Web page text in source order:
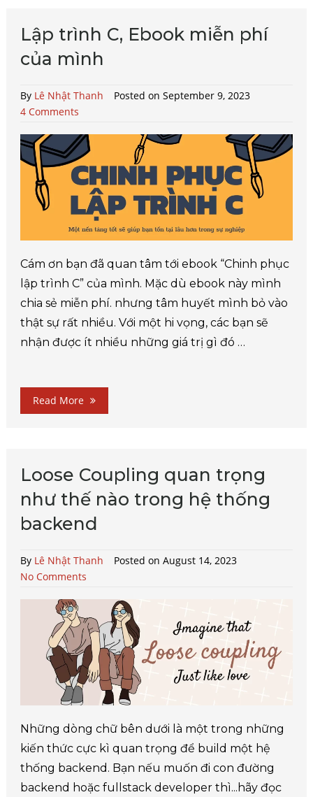
Lập trình C, Ebook miễn phí
của mình
By Lê Nhật Thanh
Posted on September 9, 2023
4 Comments
Cám ơn bạn đã quan tâm tới ebook “Chinh phục
lập trình C” của mình. Mặc dù ebook này mình
chia sẻ miễn phí. nhưng tâm huyết mình bỏ vào
thật sự rất nhiều. Với một hi vọng, các bạn sẽ
nhận được ít nhiều những giá trị gì đó …
Read More
Loose Coupling quan trọng
như thế nào trong hệ thống
backend
By Lê Nhật Thanh
Posted on August 14, 2023
No Comments
Những dòng chữ bên dưới là một trong những
kiến thức cực kì quan trọng để build một hệ
thống backend. Bạn nếu muốn đi con đường
backend hoặc fullstack developer thì...hãy đọc